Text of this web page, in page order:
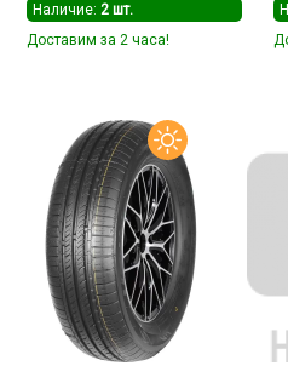
Наличие: 2 шт.
Доставим за 2 часа!